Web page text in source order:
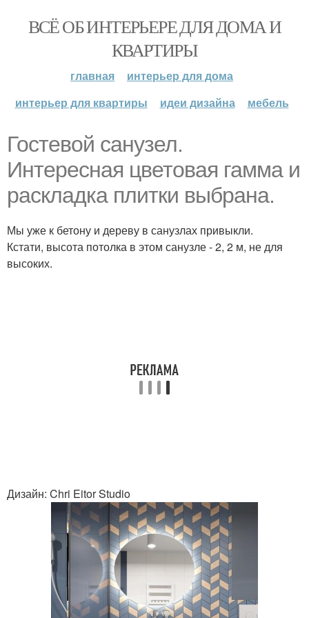
ВСЁ ОБ ИНТЕРЬЕРЕ ДЛЯ ДОМА И
КВАРТИРЫ
главная
интерьер для дома
интерьер для квартиры
идеи дизайна мебель
Гостевой санузел.
Интересная цветовая гамма и
раскладка плитки выбрана.
Мы уже к бетону и дереву в санузлах привыкли.
Кстати, высота потолка в этом санузле - 2, 2 м, не для
высоких.
Дизайн: Chri Eitor Studio